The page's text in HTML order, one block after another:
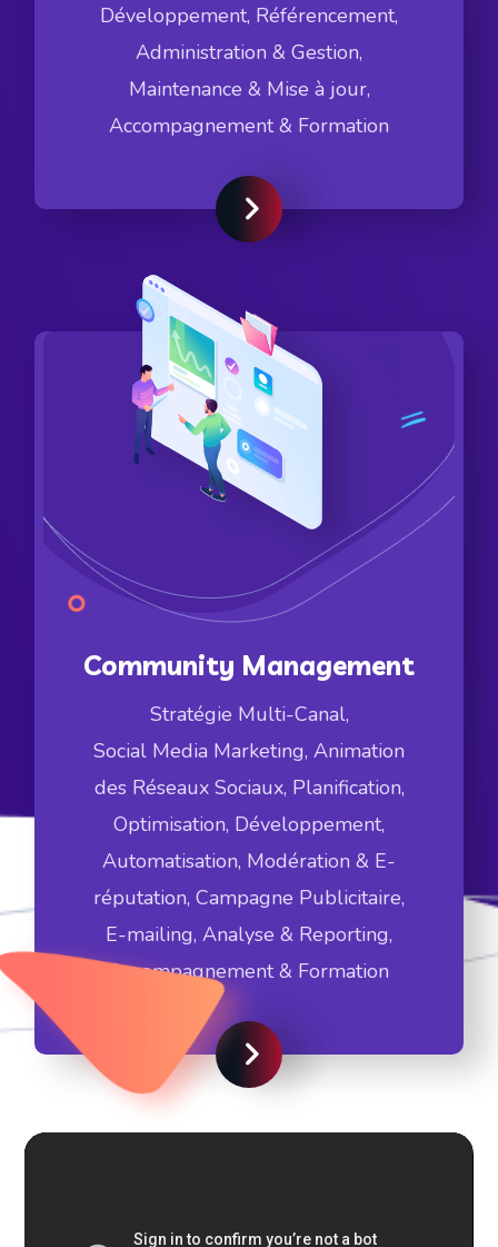
Développement, Référencement,
Administration & Gestion,
Maintenance & Mise à jour,
Accompagnement & Formation
Voir plus
Community Management
Stratégie Multi-Canal,
Social Media Marketing, Animation
des Réseaux Sociaux, Planification,
Optimisation, Développement,
Automatisation, Modération & E-
réputation, Campagne Publicitaire,
E-mailing, Analyse & Reporting,
Accompagnement & Formation
Voir plus